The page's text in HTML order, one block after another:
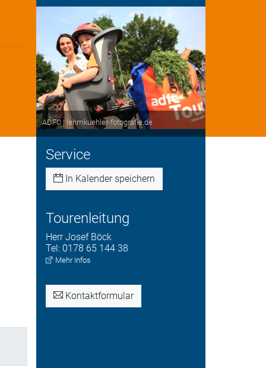
ADFC | lehmkuehler-fotografie.de
Service
In Kalender speichern
Tourenleitung
Herr Josef Böck
Tel: 0178 65 144 38
Mehr Infos
Kontaktformular